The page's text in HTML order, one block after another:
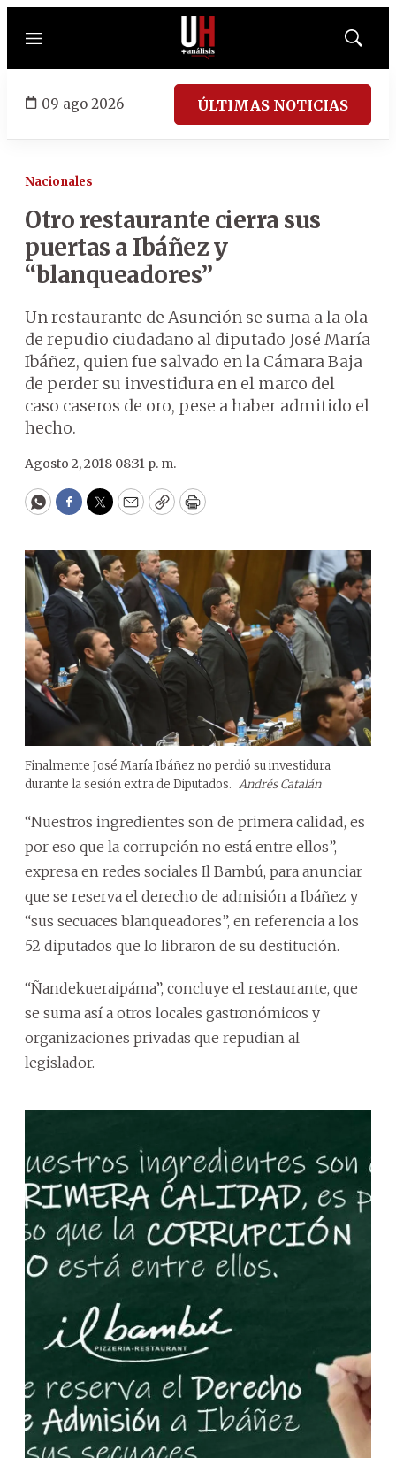
Menú
Mostrar
09 ago 2026 ÚLTIMAS NOTICIAS
Nacionales
Otro restaurante cierra sus
puertas a Ibáñez y
“blanqueadores”
Un restaurante de Asunción se suma a la ola
de repudio ciudadano al diputado José María
Ibáñez, quien fue salvado en la Cámara Baja
de perder su investidura en el marco del
caso caseros de oro, pese a haber admitido el
hecho.
Agosto 2, 2018 08:31 p. m.
WhatsApp
Facebook
Twitter
EmailCopyPrint
Finalmente José María Ibáñez no perdió su investidura
durante la sesión extra de Diputados. Andrés Catalán
“Nuestros ingredientes son de primera calidad, es
por eso que la corrupción no está entre ellos”,
expresa en redes sociales Il Bambú, para anunciar
que se reserva el derecho de admisión a Ibáñez y
“sus secuaces blanqueadores”, en referencia a los
52 diputados que lo libraron de su destitución.
“Ñandekueraipáma”, concluye el restaurante, que
se suma así a otros locales gastronómicos y
organizaciones privadas que repudian al
legislador.